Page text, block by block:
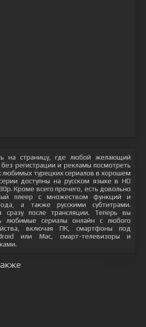
на страницу, где любой желающий
регистрации и рекламы посмотреть
любимых турецких сериалов в хорошем
доступны на русском языке в HD
Кроме всего прочего, есть довольно
плеер с множеством функций и
а также русскими субтитрами.
сразу после трансляции. Теперь вы
любимые сериалы онлайн с любого
включая ПК, смартфоны под
или Mac, смарт-телевизоры и